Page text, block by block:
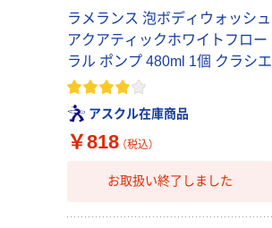
ラメランス 泡ボディウォッシュ
アクアティックホワイトフロー
ラル ポンプ 480ml 1個 クラシエ
アスクル在庫商品
￥818 （税込）
お取扱い終了しました